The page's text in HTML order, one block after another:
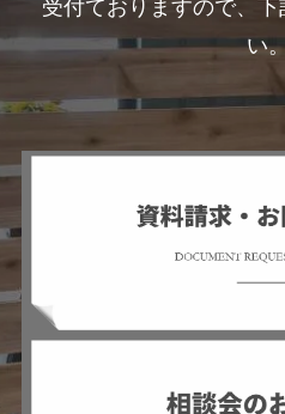
受付ておりますので、
い